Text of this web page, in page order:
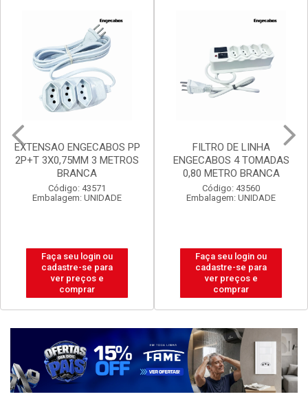
EXTENSAO ENGECABOS PP
2P+T 3X0,75MM 3 METROS
BRANCA
Código: 43571
Embalagem: UNIDADE
Faça seu login ou
cadastre-se para
ver preços e
comprar
FILTRO DE LINHA
ENGECABOS 4 TOMADAS
0,80 METRO BRANCA
Código: 43560
Embalagem: UNIDADE
Faça seu login ou
cadastre-se para
ver preços e
comprar